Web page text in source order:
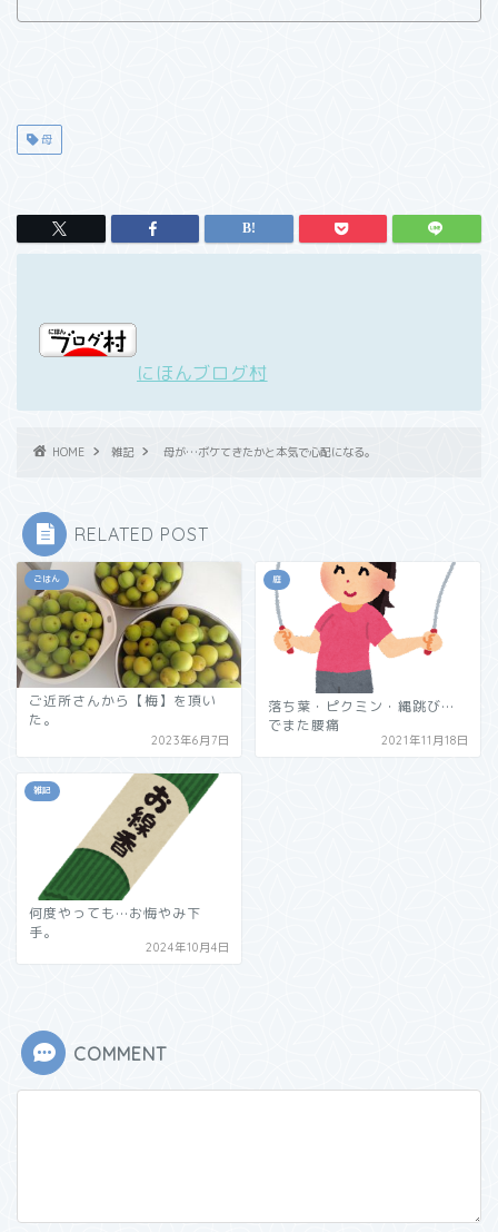
母
にほんブログ村
HOME 雑記 母が…ボケてきたかと本気で心配になる。
RELATED POST
ごはん
ご近所さんから【梅】を頂い
た。
2023年6月7日
庭
落ち葉・ピクミン・縄跳び…
でまた腰痛
2021年11月18日
雑記
何度やっても…お悔やみ下
手。
2024年10月4日
COMMENT